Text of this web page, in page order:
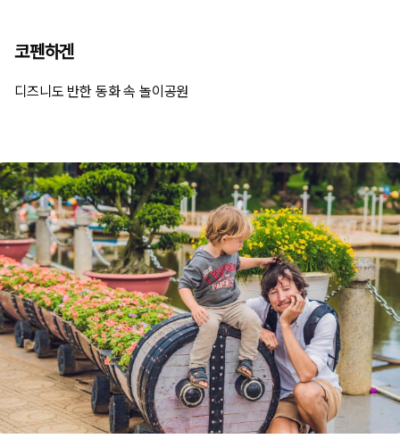
코펜하겐
디즈니도 반한 동화 속 놀이공원